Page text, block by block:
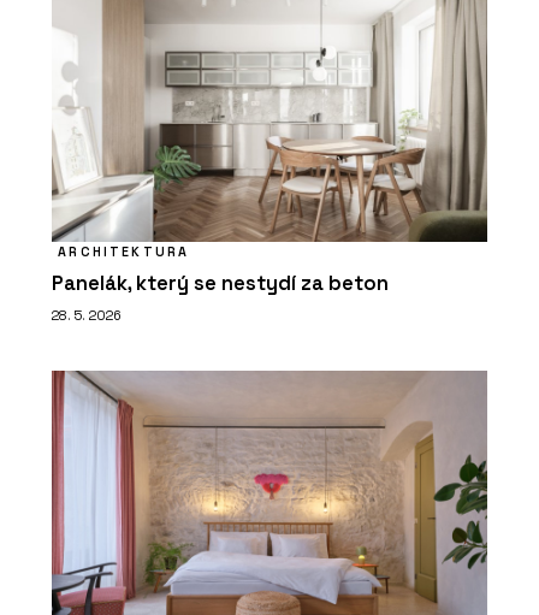
ARCHITEKTURA
Panelák, který se nestydí za beton
28. 5. 2026